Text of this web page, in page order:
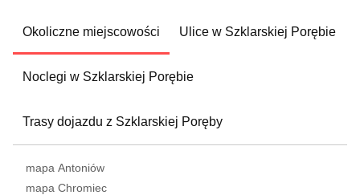
Okoliczne miejscowości Ulice w Szklarskiej Porębie
Noclegi w Szklarskiej Porębie
Trasy dojazdu z Szklarskiej Poręby
mapa Antoniów
mapa Chromiec